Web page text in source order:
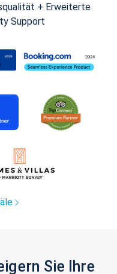
+ Erweiterte
Support
Sie Ihre